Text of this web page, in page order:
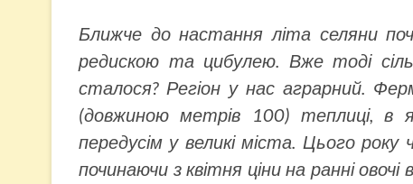
Ближче до настання літа селяни
редискою та цибулею. Вже тоді
сталося? Регіон у нас аграрний.
(довжиною метрів 100) теплиці, в
передусім у великі міста. Цього року
починаючи з квітня ціни на ранні